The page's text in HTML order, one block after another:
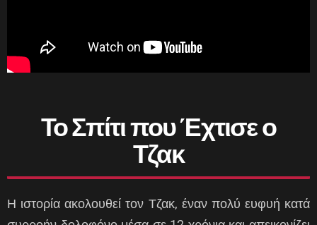
Το Σπίτι που Έχτισε ο
Τζακ
Η ιστορία ακολουθεί τον Τζακ, έναν πολύ ευφυή κατά